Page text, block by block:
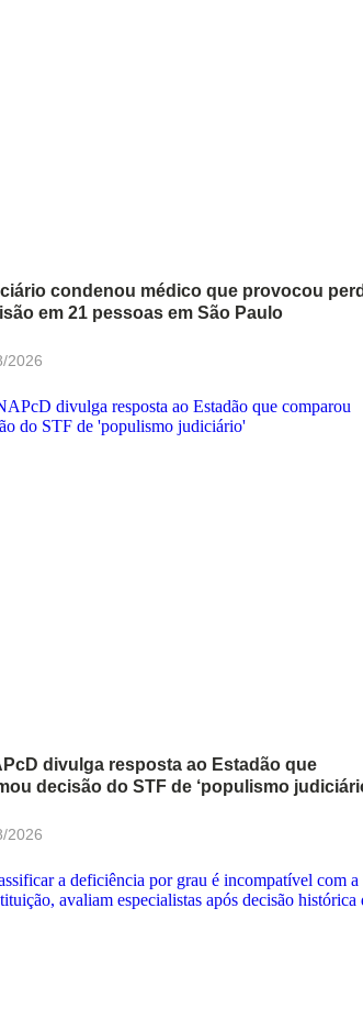
condenou médico que provocou
em 21 pessoas em São Paulo
2026
divulga resposta ao Estadão que
decisão do STF de ‘populismo
2026